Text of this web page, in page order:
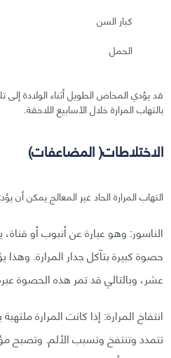
كبار السن
الحمل
قد يؤدي المخاض الطويل أثناء الولادة إلى
بالتهاب المرارة خلال الأسابيع اللاحقة.
الاختلاطات( المضاعفات)
التهاب المرارة الحاد غير المعالج يمكن أن
الناسور: وهو عبارة عن أنبوب أو
حصوة كبيرة بتآكل جدار المرارة. وهذا
عشر، وبالتالي قد تمر هذه الحصوة
انتفاخ المرارة: إذا كانت المرارة
تتمدد وتنتفخ وتسبب الألم. وتصبح